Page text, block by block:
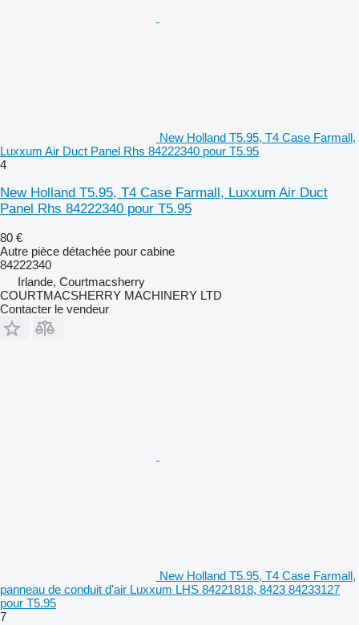
New Holland T5.95, T4 Case Farmall,
Luxxum Air Duct Panel Rhs 84222340 pour T5.95
4
New Holland T5.95, T4 Case Farmall, Luxxum Air Duct
Panel Rhs 84222340 pour T5.95
80 €
Autre pièce détachée pour cabine
84222340
Irlande, Courtmacsherry
COURTMACSHERRY MACHINERY LTD
Contacter le vendeur
New Holland T5.95, T4 Case Farmall,
panneau de conduit d'air Luxxum LHS 84221818, 8423 84233127
pour T5.95
7